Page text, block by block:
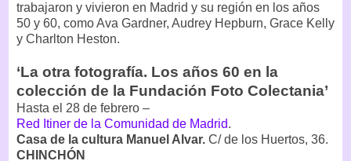
trabajaron y vivieron en Madrid y su región en los años
50 y 60, como Ava Gardner, Audrey Hepburn, Grace Kelly
y Charlton Heston.
‘La otra fotografía. Los años 60 en la
colección de la Fundación Foto Colectania’
Hasta el 28 de febrero –
Red Itiner de la Comunidad de Madrid.
Casa de la cultura Manuel Alvar. C/ de los Huertos, 36.
CHINCHÓN